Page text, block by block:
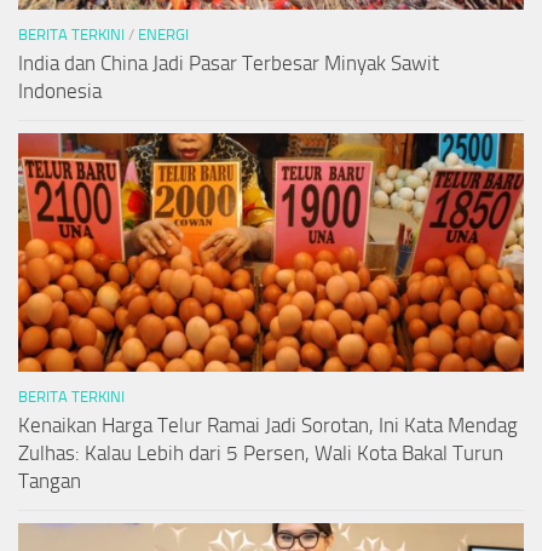
BERITA TERKINI / ENERGI
India dan China Jadi Pasar Terbesar Minyak Sawit
Indonesia
BERITA TERKINI
Kenaikan Harga Telur Ramai Jadi Sorotan, Ini Kata Mendag
Zulhas: Kalau Lebih dari 5 Persen, Wali Kota Bakal Turun
Tangan